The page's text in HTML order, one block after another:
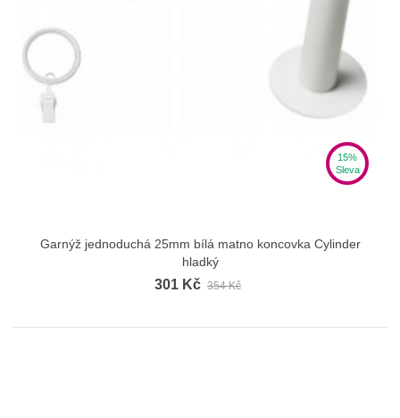
15%
Sleva
Garnýž jednoduchá 25mm bílá matno koncovka Cylinder
hladký
301 Kč 354 Kč